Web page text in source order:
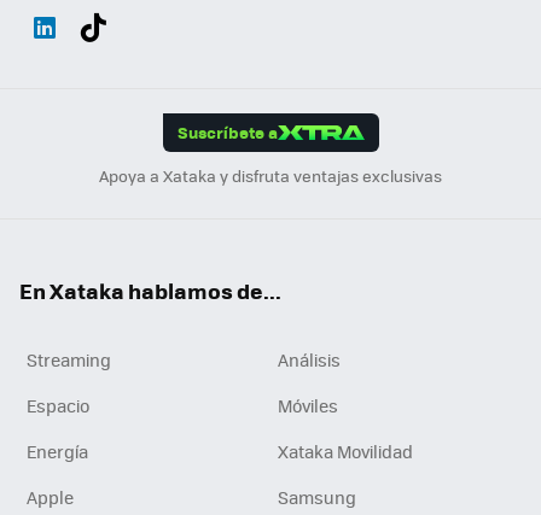
Suscríbete a
Apoya a Xataka y disfruta ventajas exclusivas
En Xataka hablamos de...
Streaming
Análisis
Espacio
Móviles
Energía
Xataka Movilidad
Apple
Samsung